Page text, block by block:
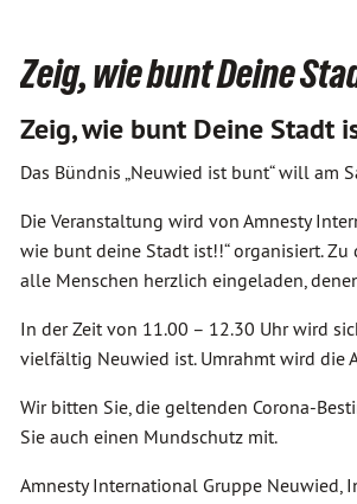
Zeig, wie bunt Deine
Zeig, wie bunt Deine Stadt
Das Bündnis „Neuwied ist bunt“ will am
Die Veranstaltung wird von Amnesty
wie bunt deine Stadt ist!!“ organisiert.
alle Menschen herzlich eingeladen,
In der Zeit von 11.00 – 12.30 Uhr wird
vielfältig Neuwied ist. Umrahmt wird die
Wir bitten Sie, die geltenden Corona-
Sie auch einen Mundschutz mit.
Amnesty International Gruppe Neuwied,